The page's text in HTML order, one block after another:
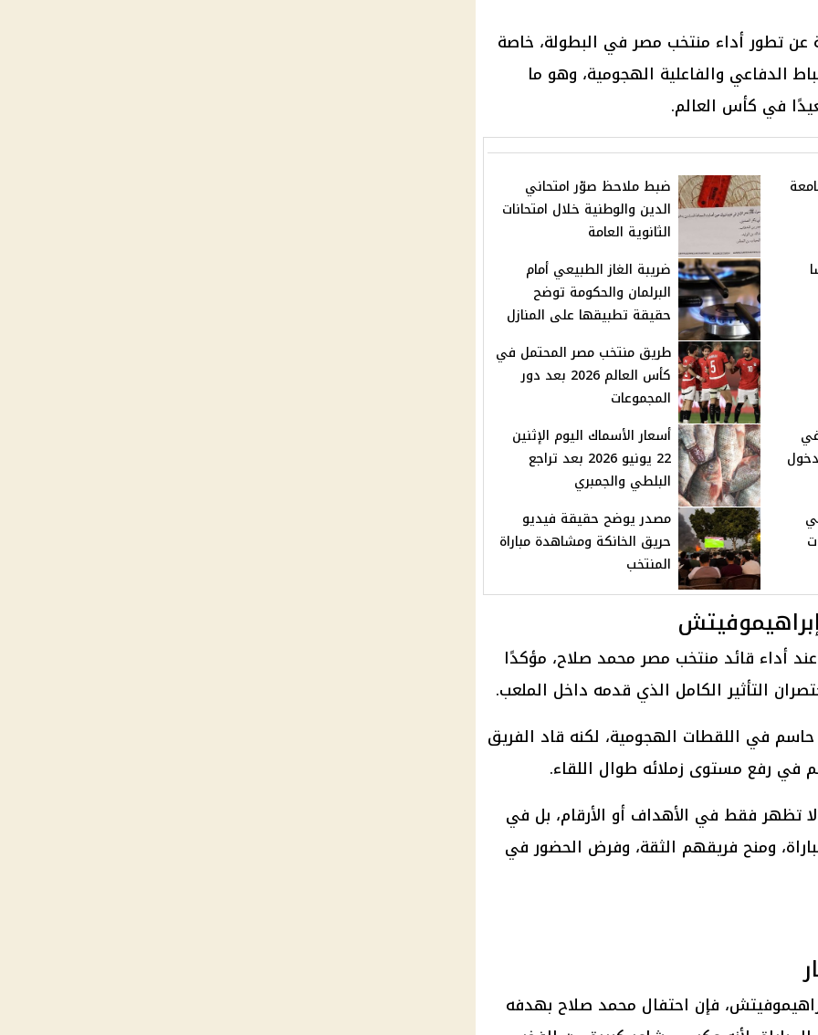
تطور أداء منتخب مصرفي البطولة، خاصة
الدفاعي والفاعلية الهجومية، وهو ما
في كأس العالم.
ضبط ملاحظ صوّر امتحاني
الدين والوطنية خلال امتحانات
الثانوية العامة
ضريبة الغاز الطبيعي أمام
البرلمان والحكومة توضح
حقيقة تطبيقها على المنازل
طريق منتخب مصر المحتمل في
كأس العالم 2026 بعد دور
المجموعات
دخول
أسعار الأسماك اليوم الإثنين
22 يونيو 2026 بعد تراجع
البلطي والجمبري
مصدر يوضح حقيقة فيديو
حريق الخانكة ومشاهدة مباراة
المنتخب
أداء قائد منتخب مصر محمد صلاح، مؤكدًا
التأثير الكامل الذي قدمه داخل الملعب.
في اللقطات الهجومية، لكنه قاد الفريق
في رفع مستوى زملائه طوال اللقاء.
لا تظهر فقط في الأهداف أو الأرقام، بل في
ومنح فريقهم الثقة، وفرض الحضور في
فإن احتفال محمد صلاح بهدفه